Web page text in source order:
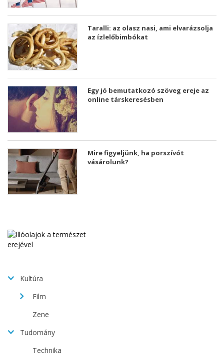
Taralli: az olasz nasi, ami elvarázsolja
az ízlelőbimbókat
Egy jó bemutatkozó szöveg ereje az
online társkeresésben
Mire figyeljünk, ha porszívót
vásárolunk?
Kultúra
Film
Zene
Tudomány
Technika